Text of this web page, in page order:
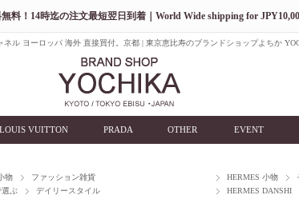
料！14時迄の注文最短翌日到着｜World Wide shipping for
ネル ヨーロッパ 海外 直接買付。京都 | 東京恵比寿のブランドショップよちか
LOUIS VUITTON PRADA OTHER EVENT
物
ファッション雑貨 HERMES 小物
ぶ
デイリースタイル HERMES DANSHI